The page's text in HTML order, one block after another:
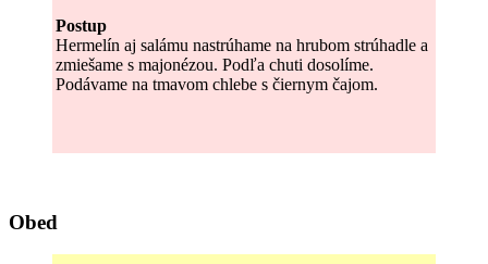
Postup
Hermelín aj salámu nastrúhame na hrubom strúhadle a
zmiešame s majonézou. Podľa chuti dosolíme.
Podávame na tmavom chlebe s čiernym čajom.
Obed